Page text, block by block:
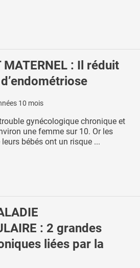
MATERNEL : Il réduit
10 mois
gynécologique chronique et
une femme sur 10. Or les
bébés ont un risque ...
: 2 grandes
liées par la